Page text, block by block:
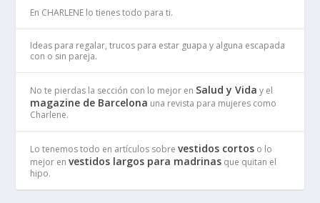
En CHARLENE lo tienes todo para ti.
Ideas para regalar, trucos para estar guapa y alguna escapada
con o sin pareja.
No te pierdas la sección con lo mejor en Salud y Vida y el
magazine de Barcelona una revista para mujeres como
Charlene.
Lo tenemos todo en artículos sobrevestidos cortos o lo
mejor envestidos largos para madrinas que quitan el
hipo.